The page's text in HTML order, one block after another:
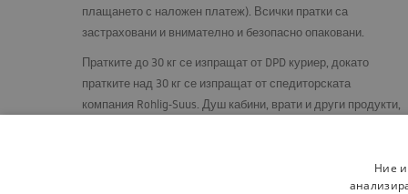
плащането с наложен платеж). Всички пратки са
застраховани и внимателно и безопасно опаковани.
Пратките до 30 кг се изпращат от DPD куриер, докато
пратките над 30 кг се изпращат от спедиторската
компания Rohlig-Suus. Душ кабини, врати и други продукти,
Ние